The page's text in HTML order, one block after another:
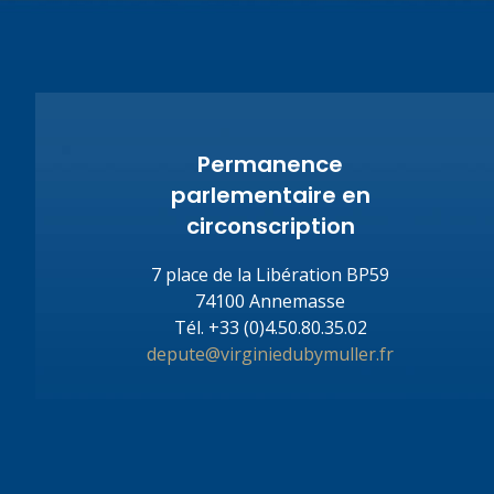
Permanence
parlementaire en
circonscription
7 place de la Libération BP59
74100 Annemasse
Tél. +33 (0)4.50.80.35.02
depute@virginiedubymuller.fr